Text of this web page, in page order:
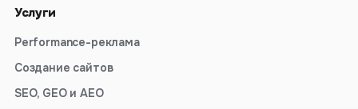
Услуги
Performance-реклама
Создание сайтов
SEO, GEO и AEO